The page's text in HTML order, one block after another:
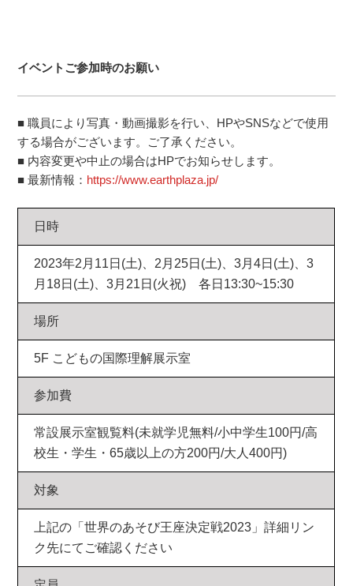
イベントご参加時のお願い
■ 職員により写真・動画撮影を行い、HPやSNSなどで使用
する場合がございます。ご了承ください。
■ 内容変更や中止の場合はHPでお知らせします。
■ 最新情報： https://www.earthplaza.jp/
日時
2023年2月11日(土)、2月25日(土)、3月4日(土)、3
月18日(土)、3月21日(火祝) 各日13:30~15:30
場所
5F こどもの国際理解展示室
参加費
常設展示室観覧料(未就学児無料/小中学生100円/高
校生・学生・65歳以上の方200円/大人400円)
対象
上記の「世界のあそび王座決定戦2023」詳細リン
ク先にてご確認ください